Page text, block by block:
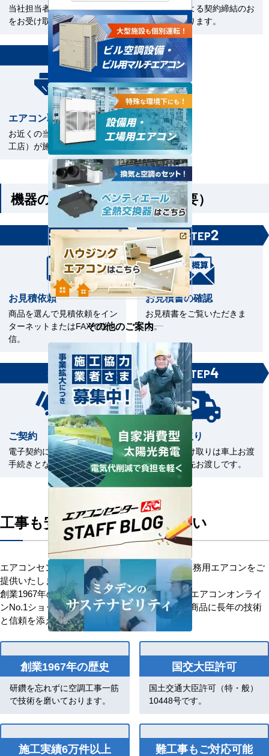
当社担当者から正式お見積書
をお受け取下さい。
電子契約による契約締結のお
手続きとなります。
STEP 7
エアコン取付工事
お近くの当社指定工事店（直
工店）が施工いたします。
機器のみご購入の方（工事不要）
STEP1
お見積依頼
商品を選んで見積依頼をイン
ターネットまたはFAXで送
信。
STEP2
お見積書の確認
お見積書をご覧いただきま
す。
STEP3
ご契約
電子契約による契約締結のお
手続きとなります。
STEP4
商品の受取り
商品のお受け取りは車上お渡
しまたは軒先お渡しです。
工事も安心してお任せください
エアコンセンターACはお客様に安心を添えて業務用エアコンをご
提供いたします。
創業1967年の歴史を持つ、信頼と安心の業務用エアコンオンライ
ンNo.1ショップです。「お客様を大切に」優良商品に長年の技術
と信頼を添え、感動価格でお応えします。
創業1967年の歴史
研鑽を忘れずに空調工事一筋
で技術を磨いております。
国交大臣許可
国土交通大臣許可（特・般）
10448号です。
施工実績6万件以上 難工事もご対応可能
その他のご案内